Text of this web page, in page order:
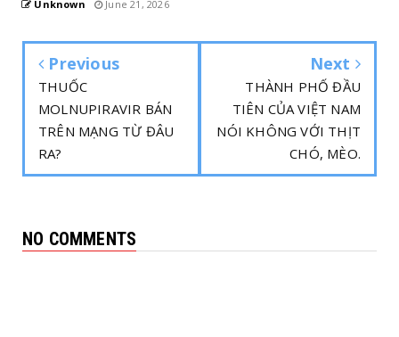
Unknown June 21, 2026
Previous
THUỐC
MOLNUPIRAVIR BÁN
TRÊN MẠNG TỪ ĐÂU
RA?
Next
THÀNH PHỐ ĐẦU
TIÊN CỦA VIỆT NAM
NÓI KHÔNG VỚI THỊT
CHÓ, MÈO.
NO COMMENTS